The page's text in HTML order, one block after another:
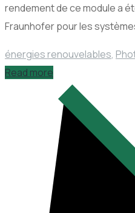
rendement de ce module a
Fraunhofer pour les
énergies renouvelables,
Read more